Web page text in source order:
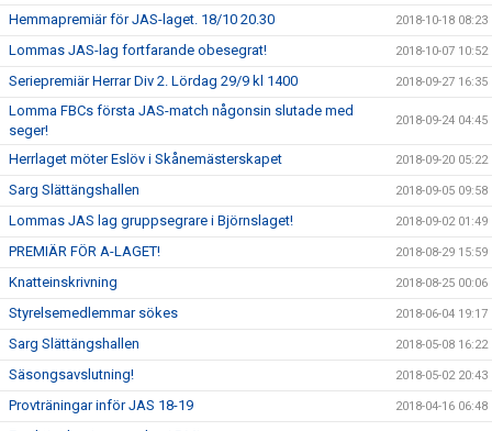
Hemmapremiär för JAS-laget. 18/10 20.30 2018-10-18 08:23
Lommas JAS-lag fortfarande obesegrat! 2018-10-07 10:52
Seriepremiär Herrar Div 2. Lördag 29/9 kl 1400 2018-09-27 16:35
Lomma FBCs första JAS-match någonsin slutade med
seger!
2018-09-24 04:45
Herrlaget möter Eslöv i Skånemästerskapet 2018-09-20 05:22
Sarg Slättängshallen 2018-09-05 09:58
Lommas JAS lag gruppsegrare i Björnslaget! 2018-09-02 01:49
PREMIÄR FÖR A-LAGET! 2018-08-29 15:59
Knatteinskrivning 2018-08-25 00:06
Styrelsemedlemmar sökes 2018-06-04 19:17
Sarg Slättängshallen 2018-05-08 16:22
Säsongsavslutning! 2018-05-02 20:43
Provträningar inför JAS 18-19 2018-04-16 06:48